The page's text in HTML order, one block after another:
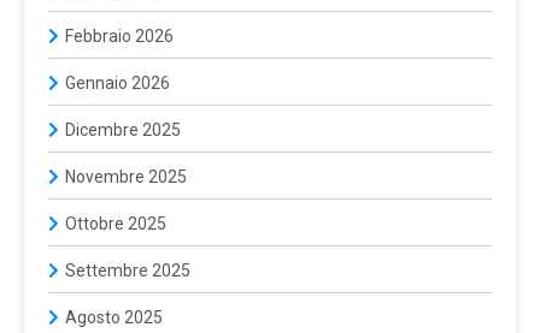
Febbraio 2026
Gennaio 2026
Dicembre 2025
Novembre 2025
Ottobre 2025
Settembre 2025
Agosto 2025